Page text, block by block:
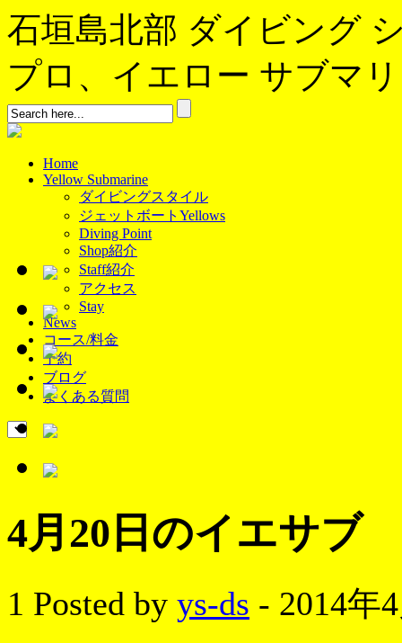
石垣島北部 ダイビング
プロ、イエロー サブマ
Home
Yellow Submarine
ダイビングスタイル
ジェットボートYellows
Diving Point
Shop紹介
Staff紹介
アクセス
Stay
News
コース/料金
予約
ブログ
よくある質問
4月20日のイエサブ
1 Posted by ys-ds - 2014年